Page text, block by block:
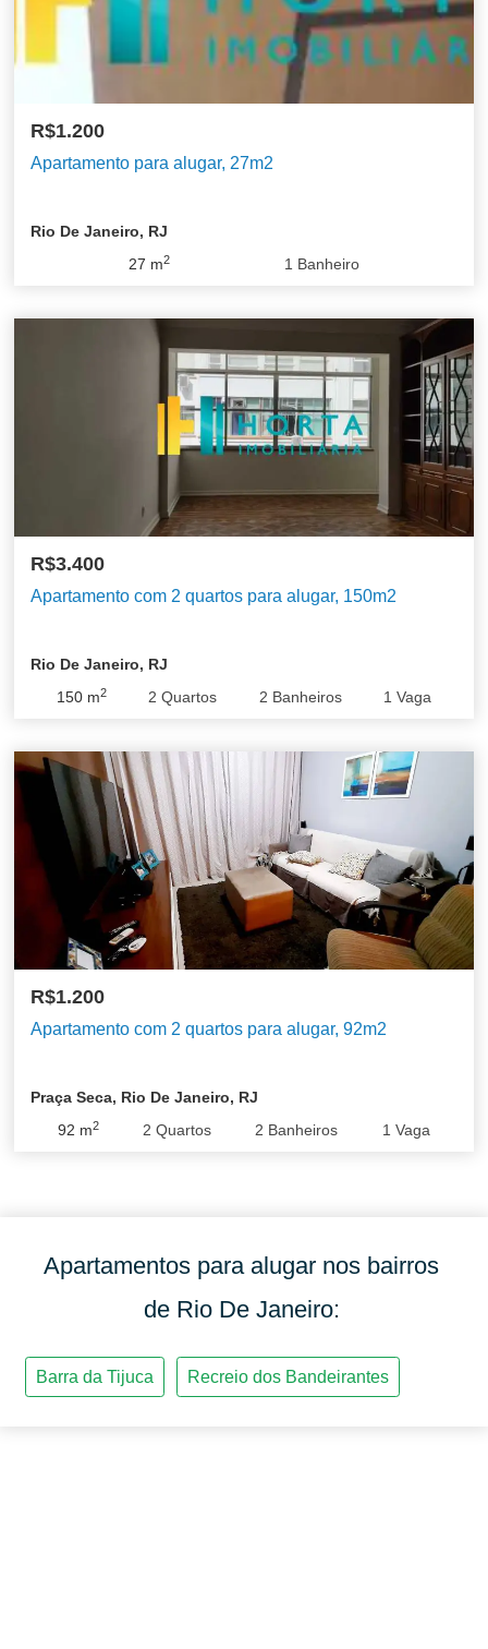
R$1.200
Apartamento para alugar, 27m2
Rio De Janeiro, RJ
27 m2 1 Banheiro
R$3.400
Apartamento com 2 quartos para alugar, 150m2
Rio De Janeiro, RJ
150m2 2 Quartos 2 Banheiros 1 Vaga
R$1.200
Apartamento com 2 quartos para alugar, 92m2
Praça Seca, Rio De Janeiro, RJ
92 m2 2 Quartos 2 Banheiros 1 Vaga
Apartamentos para alugar nos bairros
de Rio De Janeiro:
Barra da Tijuca Recreio dos Bandeirantes